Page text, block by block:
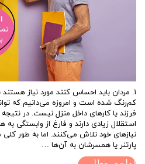
۱. مردان باید احساس کنند مورد نیاز
کم‌رنگ شده‌ است و امروزه می‌دانیم که
فرزند یا کارهای داخل منزل نیست. در
استقلال زیادی دارند و فارغ از وابستگی به
نیازهای خود تلاش می‌کنند. اما به طور کلی
پارتنر یا همسرشان به آن‌ها …